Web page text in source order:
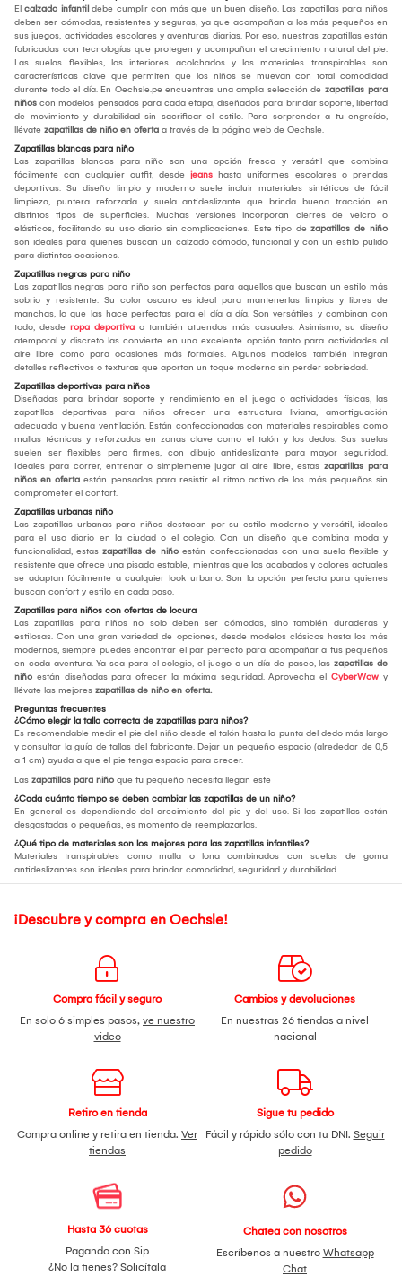
El calzado infantil debe cumplir con más que un buen diseño. Las zapatillas para niños
deben ser cómodas, resistentes y seguras, ya que acompañan a los más pequeños en
sus juegos, actividades escolares y aventuras diarias. Por eso, nuestras zapatillas están
fabricadas con tecnologías que protegen y acompañan el crecimiento natural del pie.
Las suelas flexibles, los interiores acolchados y los materiales transpirables son
características clave que permiten que los niños se muevan con total comodidad
durante todo el día. En Oechsle.pe encuentras una amplia selección de zapatillas para
niños con modelos pensados para cada etapa, diseñados para brindar soporte, libertad
de movimiento y durabilidad sin sacrificar el estilo. Para sorprender a tu engreído,
llévate zapatillas de niño en oferta a través de la página web de Oechsle.
Zapatillas blancas para niño
Las zapatillas blancas para niño son una opción fresca y versátil que combina
fácilmente con cualquier outfit, desde jeans hasta uniformes escolares o prendas
deportivas. Su diseño limpio y moderno suele incluir materiales sintéticos de fácil
limpieza, puntera reforzada y suela antideslizante que brinda buena tracción en
distintos tipos de superficies. Muchas versiones incorporan cierres de velcro o
elásticos, facilitando su uso diario sin complicaciones. Este tipo de zapatillas de niño
son ideales para quienes buscan un calzado cómodo, funcional y con un estilo pulido
para distintas ocasiones.
Zapatillas negras para niño
Las zapatillas negras para niño son perfectas para aquellos que buscan un estilo más
sobrio y resistente. Su color oscuro es ideal para mantenerlas limpias y libres de
manchas, lo que las hace perfectas para el día a día. Son versátiles y combinan con
todo, desde ropa deportiva o también atuendos más casuales. Asimismo, su diseño
atemporal y discreto las convierte en una excelente opción tanto para actividades al
aire libre como para ocasiones más formales. Algunos modelos también integran
detalles reflectivos o texturas que aportan un toque moderno sin perder sobriedad.
Zapatillas deportivas para niños
Diseñadas para brindar soporte y rendimiento en el juego o actividades físicas, las
zapatillas deportivas para niños ofrecen una estructura liviana, amortiguación
adecuada y buena ventilación. Están confeccionadas con materiales respirables como
mallas técnicas y reforzadas en zonas clave como el talón y los dedos. Sus suelas
suelen ser flexibles pero firmes, con dibujo antideslizante para mayor seguridad.
Ideales para correr, entrenar o simplemente jugar al aire libre, estas zapatillas para
niños en oferta están pensadas para resistir el ritmo activo de los más pequeños sin
comprometer el confort.
Zapatillas urbanas niño
Las zapatillas urbanas para niños destacan por su estilo moderno y versátil, ideales
para el uso diario en la ciudad o el colegio. Con un diseño que combina moda y
funcionalidad, estas zapatillas de niño están confeccionadas con una suela flexible y
resistente que ofrece una pisada estable, mientras que los acabados y colores actuales
se adaptan fácilmente a cualquier look urbano. Son la opción perfecta para quienes
buscan confort y estilo en cada paso.
Zapatillas para niños con ofertas de locura
Las zapatillas para niños no solo deben ser cómodas, sino también duraderas y
estilosas. Con una gran variedad de opciones, desde modelos clásicos hasta los más
modernos, siempre puedes encontrar el par perfecto para acompañar a tus pequeños
en cada aventura. Ya sea para el colegio, el juego o un día de paseo, las zapatillas de
niño están diseñadas para ofrecer la máxima seguridad. Aprovecha el CyberWow y
llévate las mejores zapatillas de niño en oferta.
Preguntas frecuentes
¿Cómo elegir la talla correcta de zapatillas para niños?
Es recomendable medir el pie del niño desde el talón hasta la punta del dedo más largo
y consultar la guía de tallas del fabricante. Dejar un pequeño espacio (alrededor de 0,5
a 1 cm) ayuda a que el pie tenga espacio para crecer.
Las zapatillas para niño que tu pequeño necesita llegan este
¿Cada cuánto tiempo se deben cambiar las zapatillas de un niño?
En general es dependiendo del crecimiento del pie y del uso. Si las zapatillas están
desgastadas o pequeñas, es momento de reemplazarlas.
¿Qué tipo de materiales son los mejores para las zapatillas infantiles?
Materiales transpirables como malla o lona combinados con suelas de goma
antideslizantes son ideales para brindar comodidad, seguridad y durabilidad.
¡Descubre y compra en Oechsle!
Compra fácil y seguro
En solo 6 simples pasos, ve nuestro
video
Cambios y devoluciones
En nuestras 26 tiendas a nivel
nacional
Retiro en tienda
Compra online y retira en tienda. Ver
tiendas
Sigue tu pedido
Fácil y rápido sólo con tu DNI. Seguir
pedido
Hasta 36 cuotas
Pagando con Sip
¿No la tienes? Solicítala
Chatea con nosotros
Escríbenos a nuestro Whatsapp
Chat